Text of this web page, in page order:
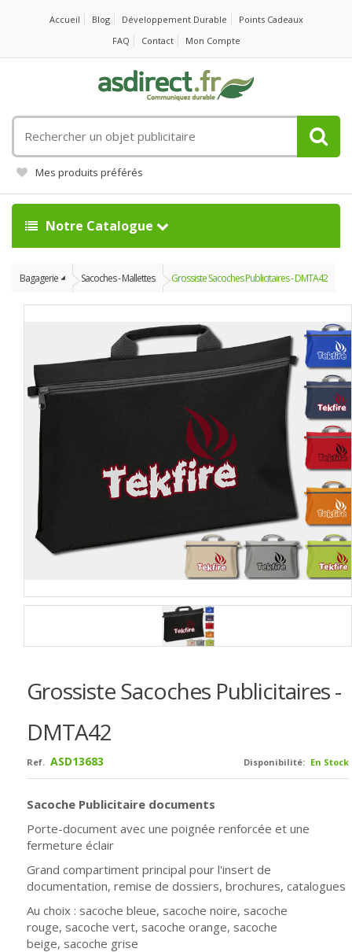
Accueil Blog Développement Durable
Points Cadeaux
FAQ
Contact Mon Compte
un
objet
publicitaire
Mes produits préférés
Notre Catalogue
Bagagerie Sacoches - Mallettes Grossiste Sacoches Publicitaires - DMTA42
Grossiste Sacoches Publicitaires -
DMTA42
Disponibilité: En Stock
Ref. ASD13683
Sacoche Publicitaire documents
Porte-document avec une poignée renforcée et une
fermeture éclair
Grand compartiment principal pour l'insert de
documentation, remise de dossiers, brochures, catalogues
Au choix : sacoche bleue, sacoche noire, sacoche
rouge, sacoche vert, sacoche orange, sacoche
beige, sacoche grise